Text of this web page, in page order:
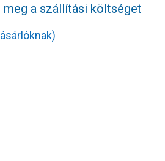
meg a szállítási költséget